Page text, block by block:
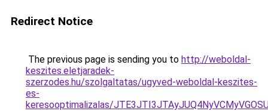
Redirect Notice
The previous page is sending you to http://weboldal-
keszites.eletjaradek-
szerzodes.hu/szolgaltatas/ugyved-weboldal-keszites-
es-
keresooptimalizalas/